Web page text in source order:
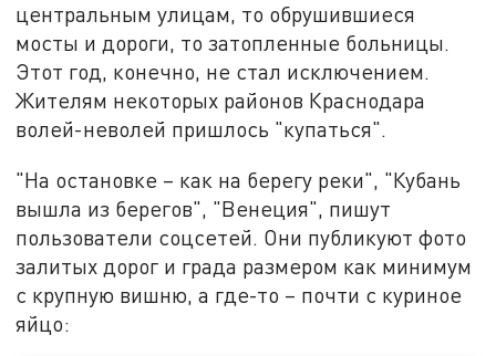
центральным улицам, то обрушившиеся
мосты и дороги, то затопленные больницы.
Этот год, конечно, не стал исключением.
Жителям некоторых районов Краснодара
волей-неволей пришлось "купаться".
"На остановке – как на берегу реки", "Кубань
вышла из берегов", "Венеция", пишут
пользователи соцсетей. Они публикуют фото
залитых дорог и града размером как минимум
с крупную вишню, а где-то – почти с куриное
яйцо: